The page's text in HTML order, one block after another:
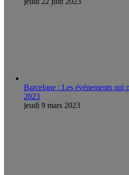
Barcelone : Les événements qui
2023
jeudi 9 mars 2023